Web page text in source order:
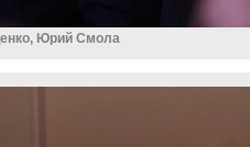
Юрий Смола